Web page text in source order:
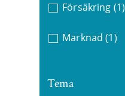
Försäkring (1)
Marknad (1)
Tema